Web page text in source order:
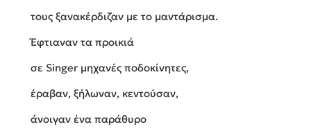
τους ξανακέρδιζαν με το μαντάρισμα.
Έφτιαναν τα προικιά
σε Singer μηχανές ποδοκίνητες,
έραβαν, ξήλωναν, κεντούσαν,
άνοιγαν ένα παράθυρο